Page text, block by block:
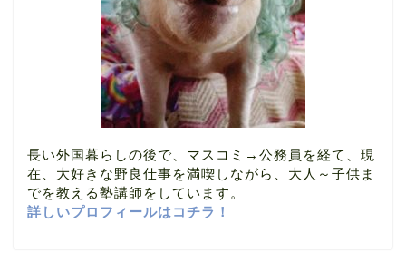
長い外国暮らしの後で、マスコミ→公務員を経て、現
在、大好きな野良仕事を満喫しながら、大人～子供ま
でを教える塾講師をしています。
詳しいプロフィールはコチラ！